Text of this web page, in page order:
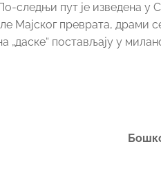
следњи пут је изведена у
Мајског преврата, драми
„даске“ постављају у